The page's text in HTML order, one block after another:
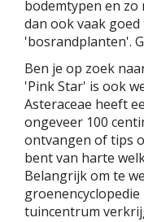
bodemtypen en zo
dan ook vaak
'bosrandplanten'.
Ben je op zoek
'Pink Star' is ook
Asteraceae heeft
ongeveer 100
ontvangen of tips
bent van harte
Belangrijk om te
tuincentrum